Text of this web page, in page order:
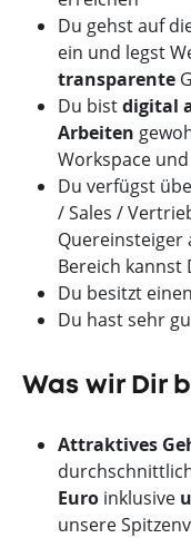
Du gehst auf
ein und legst
transparente
Du bistdigital
Arbeiten
Workspace
Du verfügst
/ Sales /
Bereich kannst
Du besitzt
Du hast sehr
Was wir Dir
Attraktives
Euro inklusive
unsere